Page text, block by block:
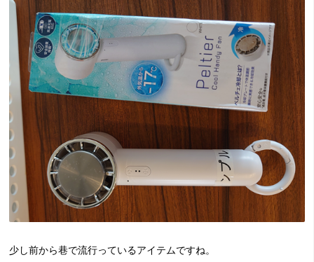
少し前から巷で流行っているアイテムですね。